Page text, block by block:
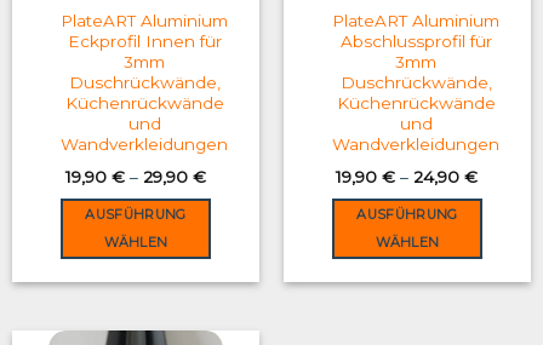
on
the
product
page
on
the
product
page
PlateART Aluminium
Eckprofil Innen für
3mm
Duschrückwände,
Küchenrückwände
und
Wandverkleidungen
19,90 €– 29,90 €
AUSFÜHRUNG
WÄHLEN
PlateART Aluminium
Abschlussprofil für
3mm
Duschrückwände,
Küchenrückwände
und
Wandverkleidungen
19,90€ – 24,90€
AUSFÜHRUNG
WÄHLEN